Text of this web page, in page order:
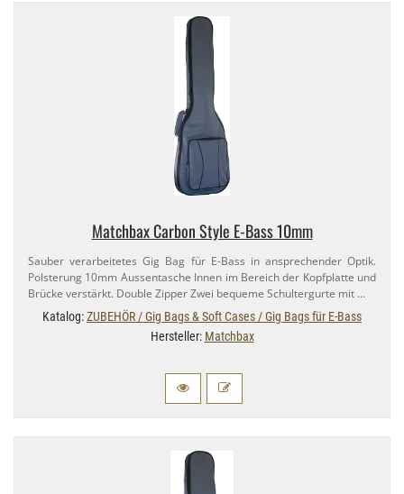
Matchbax Carbon Style E-​Bass 10mm
Sauber verarbeitetes Gig Bag für E-​Bass in ansprechender Optik.
Polsterung 10mm Aussentasche Innen im Bereich der Kopfplatte und
Brücke verstärkt. Double Zipper Zwei bequeme Schultergurte mit …
Katalog:ZUBEHÖR / Gig Bags & Soft Cases / Gig Bags für E-Bass
Hersteller: Matchbax